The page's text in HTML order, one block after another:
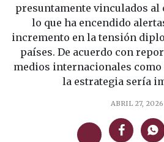
presuntamente vinculados al
lo que ha encendido
incremento en la tensión
países. De acuerdo con
medios internacionales como
la estrategia sería
ABRIL 27, 2026